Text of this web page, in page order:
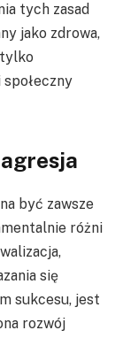
tych zasad
jako zdrowa,
być zawsze
różni
się
sukcesu, jest
rozwój